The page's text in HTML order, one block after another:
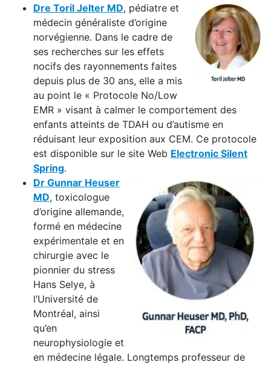
Dre Toril Jelter MD, pédiatre et
médecin généraliste d’origine
norvégienne. Dans le cadre de
ses recherches sur les effets
nocifs des rayonnements faites
depuis plus de 30 ans, elle a mis
au point le « Protocole No/Low
EMR » visant à calmer le comportement des
enfants atteints de TDAH ou d’autisme en
réduisant leur exposition aux CEM. Ce protocole
est disponible sur le site Web Electronic Silent
Spring.
Dr Gunnar Heuser
MD, toxicologue
d’origine allemande,
formé en médecine
expérimentale et en
chirurgie avec le
pionnier du stress
Hans Selye, à
l’Université de
Montréal, ainsi
qu’en
neurophysiologie et
en médecine légale. Longtemps professeur de